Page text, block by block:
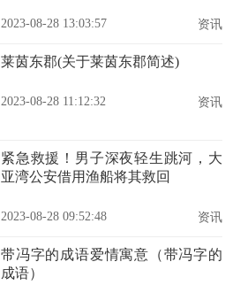
2023-08-28 13:03:57 资讯
莱茵东郡(关于莱茵东郡简述)
2023-08-28 11:12:32 资讯
紧急救援！男子深夜轻生跳河，大
亚湾公安借用渔船将其救回
2023-08-28 09:52:48 资讯
带冯字的成语爱情寓意（带冯字的
成语）